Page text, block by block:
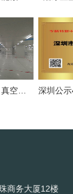
商务大厦12楼